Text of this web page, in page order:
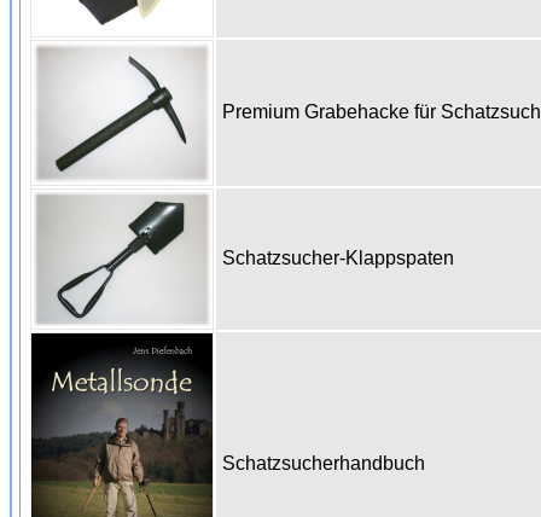
Premium Grabehacke für
Schatzsucher-Klappspaten
Schatzsucherhandbuch